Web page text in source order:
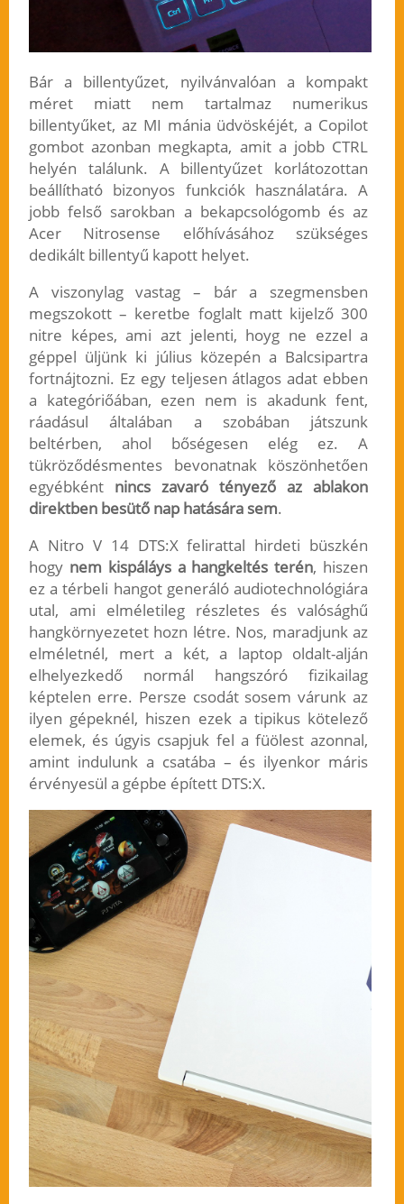
Bár a billentyűzet, nyilvánvalóan a kompakt
méret miatt nem tartalmaz numerikus
billentyűket, az MI mánia üdvöskéjét, a Copilot
gombot azonban megkapta, amit a jobb CTRL
helyén találunk. A billentyűzet korlátozottan
beállítható bizonyos funkciók használatára. A
jobb felső sarokban a bekapcsológomb és az
Acer Nitrosense előhívásához szükséges
dedikált billentyű kapott helyet.
A viszonylag vastag – bár a szegmensben
megszokott – keretbe foglalt matt kijelző 300
nitre képes, ami azt jelenti, hoyg ne ezzel a
géppel üljünk ki július közepén a Balcsipartra
fortnájtozni. Ez egy teljesen átlagos adat ebben
a kategóriőában, ezen nem is akadunk fent,
ráadásul általában a szobában játszunk
beltérben, ahol bőségesen elég ez. A
tükröződésmentes bevonatnak köszönhetően
egyébként nincs zavaró tényező az ablakon
direktben besütő nap hatására sem.
A Nitro V 14 DTS:X felirattal hirdeti büszkén
hogy nem kispáláys a hangkeltés terén, hiszen
ez a térbeli hangot generáló audiotechnológiára
utal, ami elméletileg részletes és valósághű
hangkörnyezetet hozn létre. Nos, maradjunk az
elméletnél, mert a két, a laptop oldalt-alján
elhelyezkedő normál hangszóró fizikailag
képtelen erre. Persze csodát sosem várunk az
ilyen gépeknél, hiszen ezek a tipikus kötelező
elemek, és úgyis csapjuk fel a füölest azonnal,
amint indulunk a csatába – és ilyenkor máris
érvényesül a gépbe épített DTS:X.